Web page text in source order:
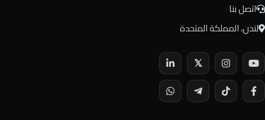
اتصل بنا
لندن، المملكة المتحدة
𝕏